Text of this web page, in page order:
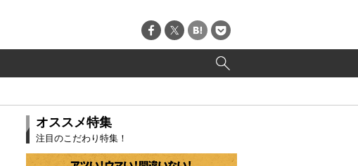
オススメ特集
注目のこだわり特集！